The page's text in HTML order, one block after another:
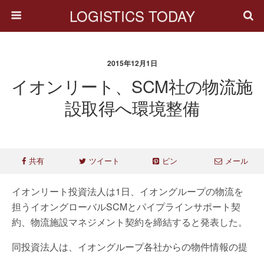
LOGISTICS TODAY
2015年12月1日
イオンリート、SCM社の物流施
設取得へ環境整備
共有 ツイート ピン メール
イオンリート投資法人は1日、イオングループの物流を
担うイオングローバルSCMとパイプラインサポート契
約、物流施設マネジメント契約を締結すると発表した。
同投資法人は、イオングループ各社からの物件情報の提